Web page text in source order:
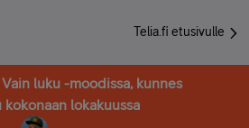
Telia.fi etusivulle
luku -moodissa, kunnes
kokonaan lokakuussa